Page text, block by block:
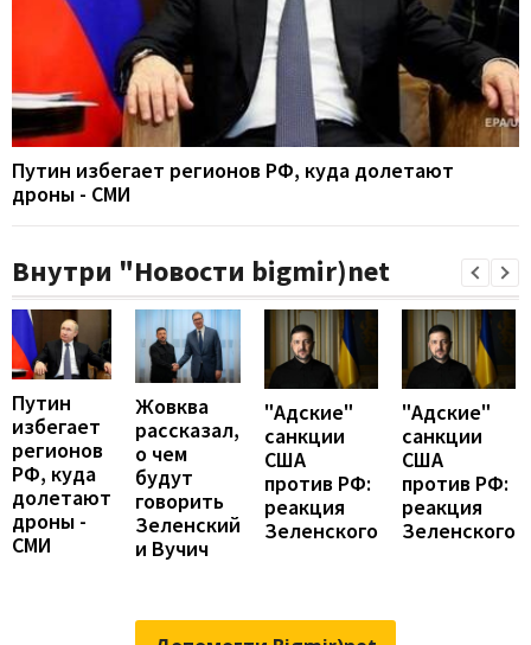
Путин избегает регионов РФ, куда долетают
дроны - СМИ
Внутри "Новости bigmir)net
Путин
избегает
регионов
РФ, куда
долетают
дроны -
СМИ
Жовква
рассказал,
о чем
будут
говорить
Зеленский
и Вучич
"Адские"
санкции
США
против РФ:
реакция
Зеленского
"Адские"
санкции
США
против РФ:
реакция
Зеленского